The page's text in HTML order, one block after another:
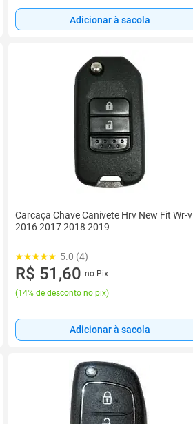
Adicionar à sacola
Carcaça Chave Canivete Hrv New Fit Wr-v
2016 2017 2018 2019
5.0 (4)
R$ 51,60 no Pix
(14% de desconto no pix)
Adicionar à sacola